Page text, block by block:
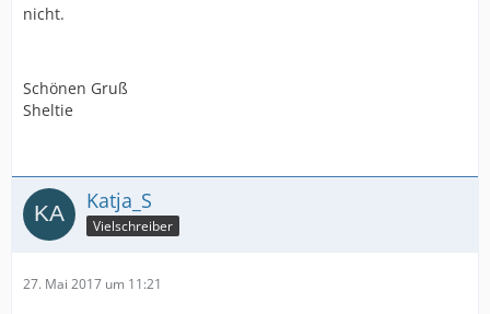
nicht.
Schönen Gruß
Sheltie
Katja_S
Vielschreiber
27. Mai 2017 um 11:21